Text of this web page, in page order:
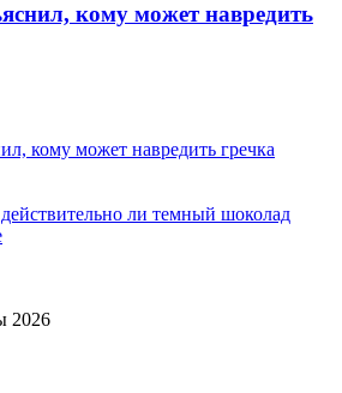
кому может навредить
кому может навредить гречка
ли темный шоколад
2026